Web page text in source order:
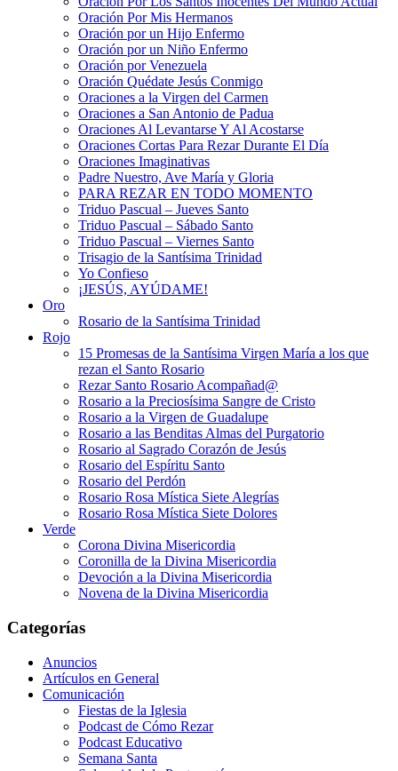
Oración Por Mis Hermanos
Oración por un Hijo Enfermo
Oración por un Niño Enfermo
Oración por Venezuela
Oración Quédate Jesús Conmigo
Oraciones a la Virgen del Carmen
Oraciones a San Antonio de Padua
Oraciones Al Levantarse Y Al Acostarse
Oraciones Cortas Para Rezar Durante El Día
Oraciones Imaginativas
Padre Nuestro, Ave María y Gloria
PARA REZAR EN TODO MOMENTO
Triduo Pascual – Jueves Santo
Triduo Pascual – Sábado Santo
Triduo Pascual – Viernes Santo
Trisagio de la Santísima Trinidad
Yo Confieso
¡JESÚS, AYÚDAME!
Oro
Rosario de la Santísima Trinidad
Rojo
15 Promesas de la Santísima Virgen María a los que
rezan el Santo Rosario
Rezar Santo Rosario Acompañad@
Rosario a la Preciosísima Sangre de Cristo
Rosario a la Virgen de Guadalupe
Rosario a las Benditas Almas del Purgatorio
Rosario al Sagrado Corazón de Jesús
Rosario del Espíritu Santo
Rosario del Perdón
Rosario Rosa Mística Siete Alegrías
Rosario Rosa Mística Siete Dolores
Verde
Corona Divina Misericordia
Coronilla de la Divina Misericordia
Devoción a la Divina Misericordia
Novena de la Divina Misericordia
Categorías
Anuncios
Artículos en General
Comunicación
Fiestas de la Iglesia
Podcast de Cómo Rezar
Podcast Educativo
Semana Santa